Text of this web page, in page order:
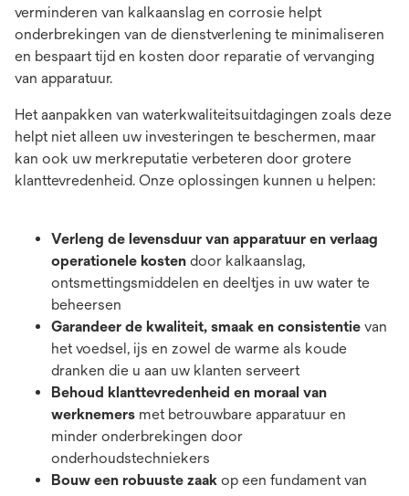
verminderen van kalkaanslag en corrosie helpt
onderbrekingen van de dienstverlening te minimaliseren
en bespaart tijd en kosten door reparatie of vervanging
van apparatuur.
Het aanpakken van waterkwaliteitsuitdagingen zoals deze
helpt niet alleen uw investeringen te beschermen, maar
kan ook uw merkreputatie verbeteren door grotere
klanttevredenheid. Onze oplossingen kunnen u helpen:
Verleng de levensduur van apparatuur en verlaag
operationele kosten door kalkaanslag,
ontsmettingsmiddelen en deeltjes in uw water te
beheersen
Garandeer de kwaliteit, smaak en consistentie van
het voedsel, ijs en zowel de warme als koude
dranken die u aan uw klanten serveert
Behoud klanttevredenheid en moraal van
werknemers met betrouwbare apparatuur en
minder onderbrekingen door
onderhoudstechniekers
Bouw een robuuste zaak op een fundament van